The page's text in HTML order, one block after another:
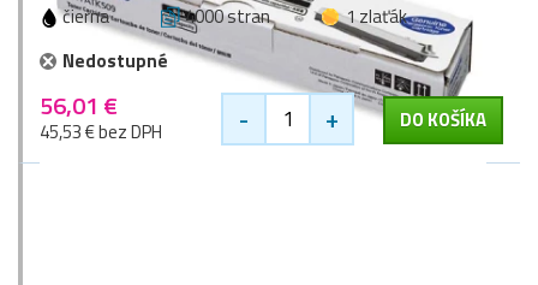
čierna 4000 stran
1 zlaťák
Nedostupné
56,01 €
45,53 € bez DPH - + DO KOŠÍKA